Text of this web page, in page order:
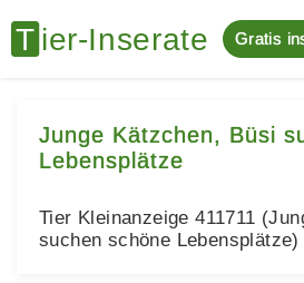
Gratis
Junge Kätzchen, Büsi
Lebensplätze
Tier Kleinanzeige 411711
suchen schöne